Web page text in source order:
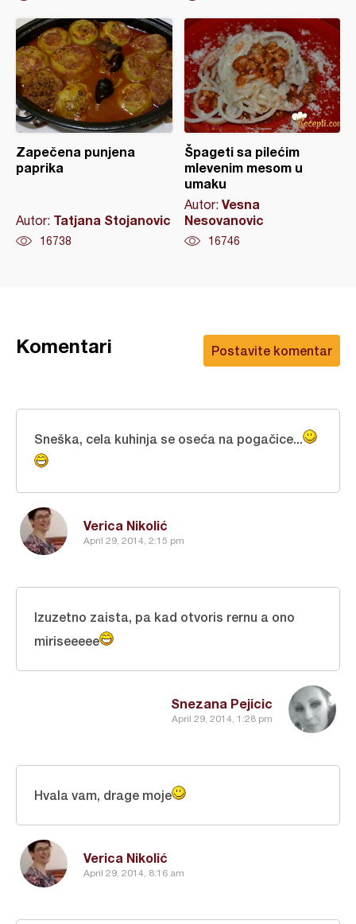
Zapečena punjena
paprika
Autor: Tatjana Stojanovic
16738
Špageti sa pilećim
mlevenim mesom u
umaku
Autor: Vesna
Nesovanovic
16746
Postavite komentar
Komentari
Verica Nikolić
April 29, 2014, 2:15 pm
Sneška, cela kuhinja se oseća na pogačice...
Snezana Pejicic
April 29, 2014, 1:28 pm
Izuzetno zaista, pa kad otvoris rernu a ono
miriseeeee
Verica Nikolić
April 29, 2014, 8:16 am
Hvala vam, drage moje